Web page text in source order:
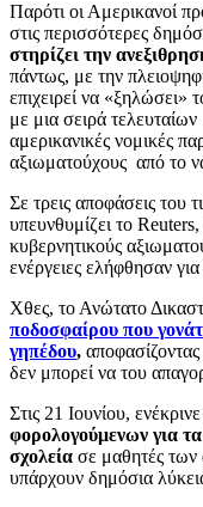
Παρότι οι Αμερικανοί
στις περισσότερες
στηρίζει την
πάντως, με την
επιχειρεί να «ξηλώσει»
με μια σειρά
αμερικανικές νομικές
αξιωματούχους από το
Σε τρεις αποφάσεις του
υπευνθυμίζει το
κυβερνητικούς
ενέργειες ελήφθησαν
Χθες, το Ανώτατο
ποδοσφαίρου που
γηπέδου,
δεν μπορεί να του
Στις 21 Ιουνίου,
φορολογούμενων για
σχολεία σε μαθητές των
υπάρχουν δημόσια